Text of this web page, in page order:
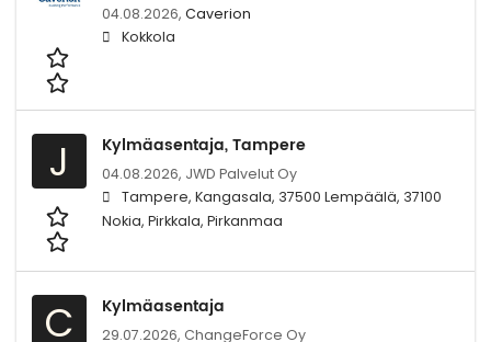
04.08.2026, Caverion
Kokkola
J Kylmäasentaja, Tampere
04.08.2026, JWD Palvelut Oy
Tampere, Kangasala, 37500 Lempäälä, 37100
Nokia, Pirkkala, Pirkanmaa
C Kylmäasentaja
29.07.2026, ChangeForce Oy